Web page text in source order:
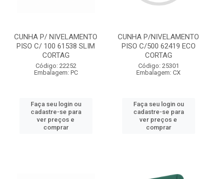
CUNHA P/ NIVELAMENTO
PISO C/ 100 61538 SLIM
CORTAG
Código: 22252
Embalagem: PC
Faça seu login ou
cadastre-se para
ver preços e
comprar
CUNHA P/NIVELAMENTO
PISO C/500 62419 ECO
CORTAG
Código: 25301
Embalagem: CX
Faça seu login ou
cadastre-se para
ver preços e
comprar